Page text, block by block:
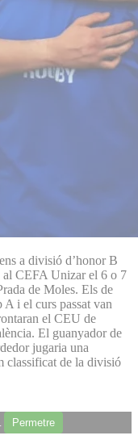
a divisió d’honor B
al CEFA Unizar el 6 o 7
de Moles. Els de
A i el curs passat van
el CEU de
El guanyador de
jugaria una
classificat de la divisió
Permetre